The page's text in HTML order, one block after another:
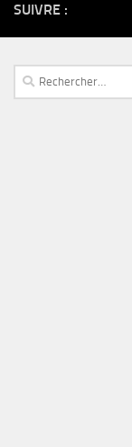
SUIVRE :
Rechercher :